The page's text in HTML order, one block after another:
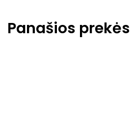
Panašios prekės